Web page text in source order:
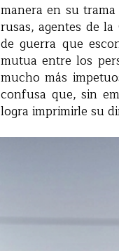
manera en su
rusas, agentes de
de guerra que
mutua entre los
mucho más
confusa que, sin
logra imprimirle su